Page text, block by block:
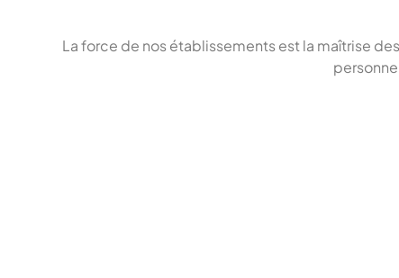
La force de nos établissements est la maîtrise